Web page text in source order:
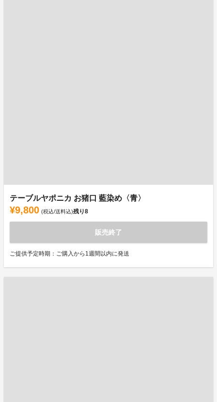
テーブルヤポニカ お猪口 藍染め〈青〉
¥9,800 (税込/送料込)残り8
販売終了
ご提供予定時期：ご購入から1週間以内に発送